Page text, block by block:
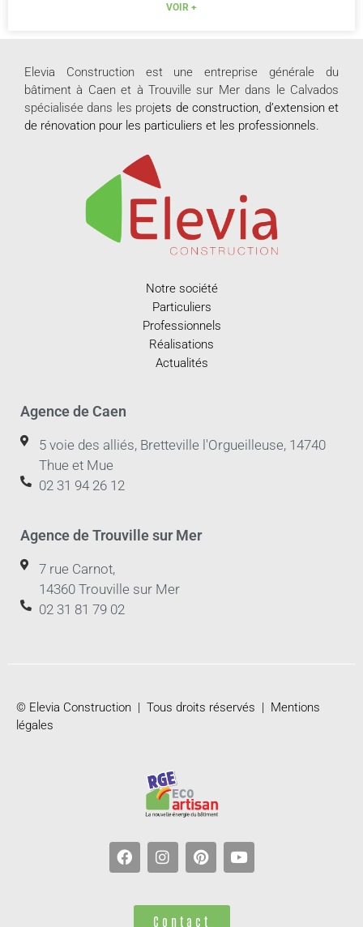
VOIR +
Elevia Construction est une entreprise générale du
bâtiment à Caen et à Trouville sur Mer dans le Calvados
spécialisée dans les projets deconstruction, d’extension et
de rénovation pour les particuliers et les professionnels.
Notre société
Particuliers
Professionnels
Réalisations
Actualités
Agence de Caen
5 voie des alliés, Bretteville l'Orgueilleuse, 14740
Thue et Mue
02 31 94 26 12
Agence de Trouville sur Mer
7 rue Carnot,
14360 Trouville sur Mer
02 31 81 79 02
© Elevia Construction | Tous droits réservés | Mentions
légales
Contact